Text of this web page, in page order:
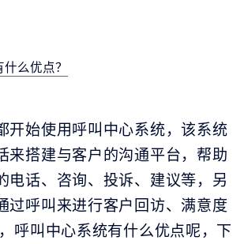
么优点？
开始使用呼叫中心系统，该系统
来搭建与客户的沟通平台，帮助
电话、咨询、投诉、建议等，另
过呼叫来进行客户回访、满意度
呼叫中心系统有什么优点呢，下